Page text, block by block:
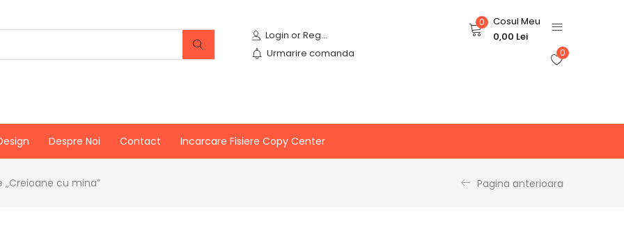
Login or Register
Urmarire comanda
0
Cosul Meu
0,00 Lei
0
Despre Noi Contact Incarcare Fisiere Copy Center
cu mina” Pagina anterioara